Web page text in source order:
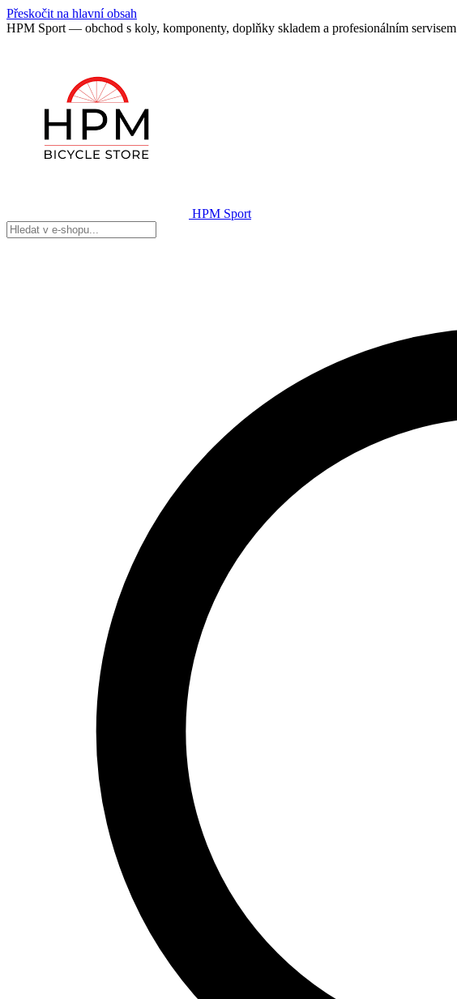
Přeskočit na hlavní obsah
HPM Sport — obchod s koly, komponenty, doplňky skladem a profesionálním servisem
HPM Sport